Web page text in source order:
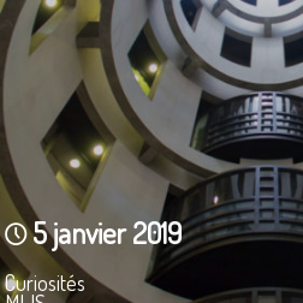
5 janvier 2019
Curiosités